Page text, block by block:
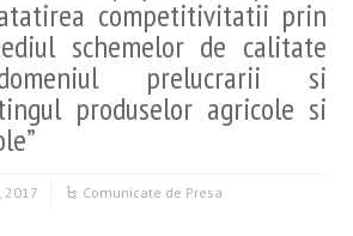
competitivitatii prin
schemelor de calitate
prelucrarii si
produselor agricole si
2017 Comunicate de Presa